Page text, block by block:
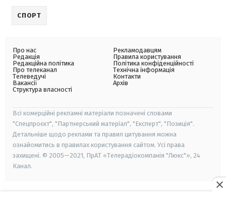
СПОРТ
Про нас
Редакція
Редакційна політика
Про телеканал
Телеведучі
Вакансії
Структура власності
Рекламодавцям
Правила користування
Політика конфіденційності
Технічна інформація
Контакти
Архів
Всі комерційні рекламні матеріали позначені словами
"Спецпроєкт", "Партнерський матеріал", "Експерт", "Позиція".
Детальніше щодо реклами та правил цитування можна
ознайомитись в правилах користування сайтом. Усі права
захищені. © 2005—2021, ПрАТ «Телерадіокомпанія "Люкс"», 24
Канал.